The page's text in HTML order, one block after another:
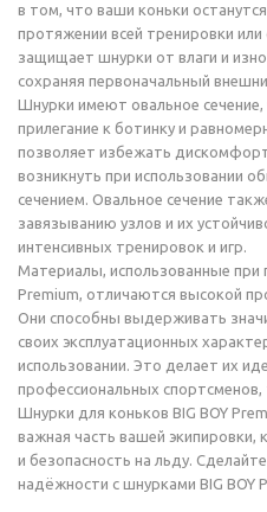
в том, что ваши коньки
протяжении всей тренировки
защищает шнурки от влаги и
сохраняя первоначальный
Шнурки имеют овальное
прилегание к ботинку и
позволяет избежать
возникнуть при использовании
сечением. Овальное сечение
завязыванию узлов и их
интенсивных тренировок и игр.
Материалы, использованные при
Premium, отличаются высокой
Они способны выдерживать
своих эксплуатационных
использовании. Это делает их
профессиональных
Шнурки для коньков BIG BOY
важная часть вашей
и безопасность на льду.
надёжности с шнурками BIG BOY